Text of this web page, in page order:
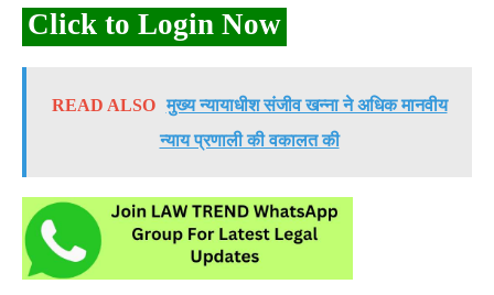
Click to Login Now
READ ALSO मुख्य न्यायाधीश संजीव खन्ना ने अधिक मानवीय
न्याय प्रणाली की वकालत की